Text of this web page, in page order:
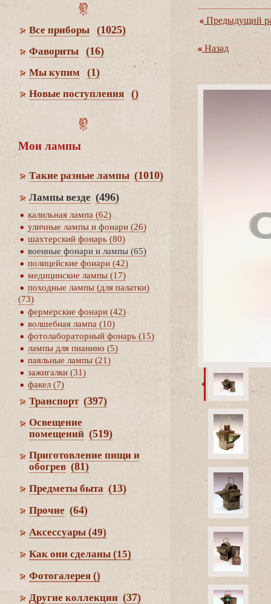
се приборы (1025)
Фавориты (16)
Мы купим (1)
Новые поступления ()
Мои лампы
Такие разные лампы (1010)
Лампы везде (496)
калильная лампа (62)
уличные лампы и фонари (26)
шахтерский фонарь (80)
оенные фонари и лампы (65)
полицейские фонари (42)
медицинские лампы (17)
походные лампы (для палатки)
(73)
фермерские фонари (42)
олшебная лампа (10)
фотолабораторный фонарь (15)
лампы для пианино (5)
паяльные лампы (21)
зажигалки (31)
факел (7)
Транспорт (397)
Освещение
помещений (519)
Приготовление пищи и
обогре (81)
Предметы быта (13)
Прочие (64)
Аксессуары (49)
Как они сделаны (15)
Фотогалерея ()
Другие коллекции (37)
Предыдущий
Назад